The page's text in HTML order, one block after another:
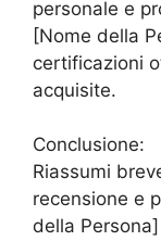
personale e
[Nome della
certificazioni
acquisite.
Conclusione:
Riassumi
recensione e
della